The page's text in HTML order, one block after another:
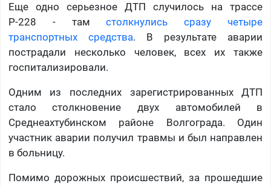
Еще одно серьезное ДТП случилось на трассе
Р-228 - тамстолкнулись сразу четыре
транспортных средства. В результате аварии
пострадали несколько человек, всех их также
госпитализировали.
Одним из последних зарегистрированных ДТП
стало столкновение двух автомобилей в
Среднеахтубинском районе Волгограда. Один
участник аварии получил травмы и был направлен
в больницу.
Помимо дорожных происшествий, за прошедшие